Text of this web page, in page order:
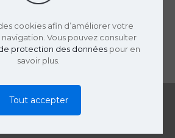
Réalisation :LaTooperie
cookies afin d’améliorer votre
Vous pouvez consulter
protection des donnéespour en
savoir plus.
Tout accepter